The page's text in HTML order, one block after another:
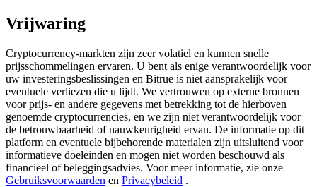
Precious Metals Trading Carnival
Trade Gold & Silver · 33,333 USDT Bonus
USDT New User Exclusive 10% APR
USDT Flexible Staking | Daily Rewards
Vrijwaring
Cryptocurrency-markten zijn zeer volatiel en kunnen snelle
prijsschommelingen ervaren. U bent als enige verantwoordelijk voor
uw investeringsbeslissingen en Bitrue is niet aansprakelijk voor
eventuele verliezen die u lijdt. We vertrouwen op externe bronnen
voor prijs- en andere gegevens met betrekking tot de hierboven
genoemde cryptocurrencies, en we zijn niet verantwoordelijk voor
de betrouwbaarheid of nauwkeurigheid ervan. De informatie op dit
platform en eventuele bijbehorende materialen zijn uitsluitend voor
informatieve doeleinden en mogen niet worden beschouwd als
financieel of beleggingsadvies. Voor meer informatie, zie onze
Gebruiksvoorwaarden en Privacybeleid .